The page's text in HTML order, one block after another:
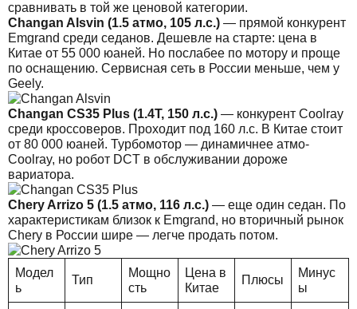
сравнивать в той же ценовой категории.
Changan Alsvin (1.5 атмо, 105 л.с.) — прямой конкурент
Emgrand среди седанов. Дешевле на старте: цена в
Китае от 55 000 юаней. Но послабее по мотору и проще
по оснащению. Сервисная сеть в России меньше, чем у
Geely.
Changan CS35 Plus (1.4T, 150 л.с.) — конкурент Coolray
среди кроссоверов. Проходит под 160 л.с. В Китае стоит
от 80 000 юаней. Турбомотор — динамичнее атмо-
Coolray, но робот DCT в обслуживании дороже
вариатора.
Chery Arrizo 5 (1.5 атмо, 116 л.с.) — еще один седан. По
характеристикам близок к Emgrand, но вторичный рынок
Chery в России шире — легче продать потом.
Модел
ь
Тип
Мощно
сть
Цена в
Китае
Плюсы
Минус
ы